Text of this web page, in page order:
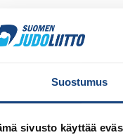
Suostumus
sivusto käyttää